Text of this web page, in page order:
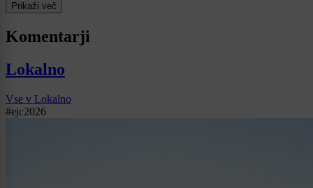
Prikaži več
Komentarji
Lokalno
Vse v Lokalno
#ejc2026